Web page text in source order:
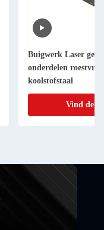
Buigwerk Laser
onderdelen
koolstofstaal
Vind de